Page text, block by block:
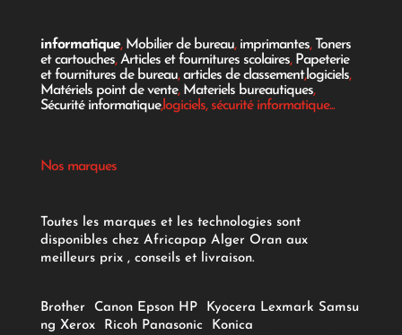
informatique, Mobilier de bureau, imprimantes, Toners
et cartouches,Articles et fournitures scolaires, Papeterie
et fournitures de bureau,articles de classement,logiciels,
Matériels point de vente, Materiels bureautiques,
Sécurité informatique,logiciels, sécurité informatique...
Nos marques
Toutes les marques et les technologies sont
disponibles chez Africapap Alger Oran aux
meilleurs prix , conseils et livraison.
Brother Canon Epson HP Kyocera Lexmark Samsu
ng Xerox Ricoh Panasonic
Konica